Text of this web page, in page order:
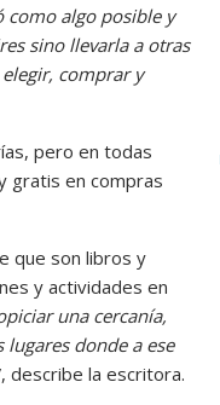
como algo posible y
sino llevarla a otras
comprar y
pero en todas
gratis en compras
que son libros y
y actividades en
una cercanía,
donde a ese
describe la escritora.